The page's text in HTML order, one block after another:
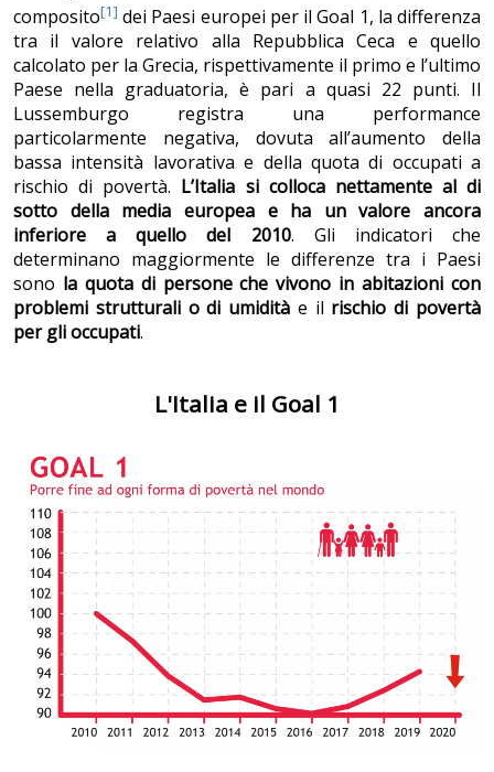
composito[1] dei Paesi europei per il Goal 1, la differenza
tra il valore relativo alla Repubblica Ceca e quello
calcolato per la Grecia, rispettivamente il primo e l’ultimo
Paese nella graduatoria, è pari a quasi 22 punti. Il
Lussemburgo registra una performance
particolarmente negativa, dovuta all’aumento della
bassa intensità lavorativa e della quota di occupati a
rischio di povertà. L’Italia si colloca nettamente al di
sotto della media europea e ha un valore ancora
inferiore a quello del 2010. Gli indicatori che
determinano maggiormente le differenze tra i Paesi
sono la quota di persone che vivono in abitazioni con
problemi strutturali o di umidità e il rischio di povertà
per gli occupati.
L'Italia e il Goal 1